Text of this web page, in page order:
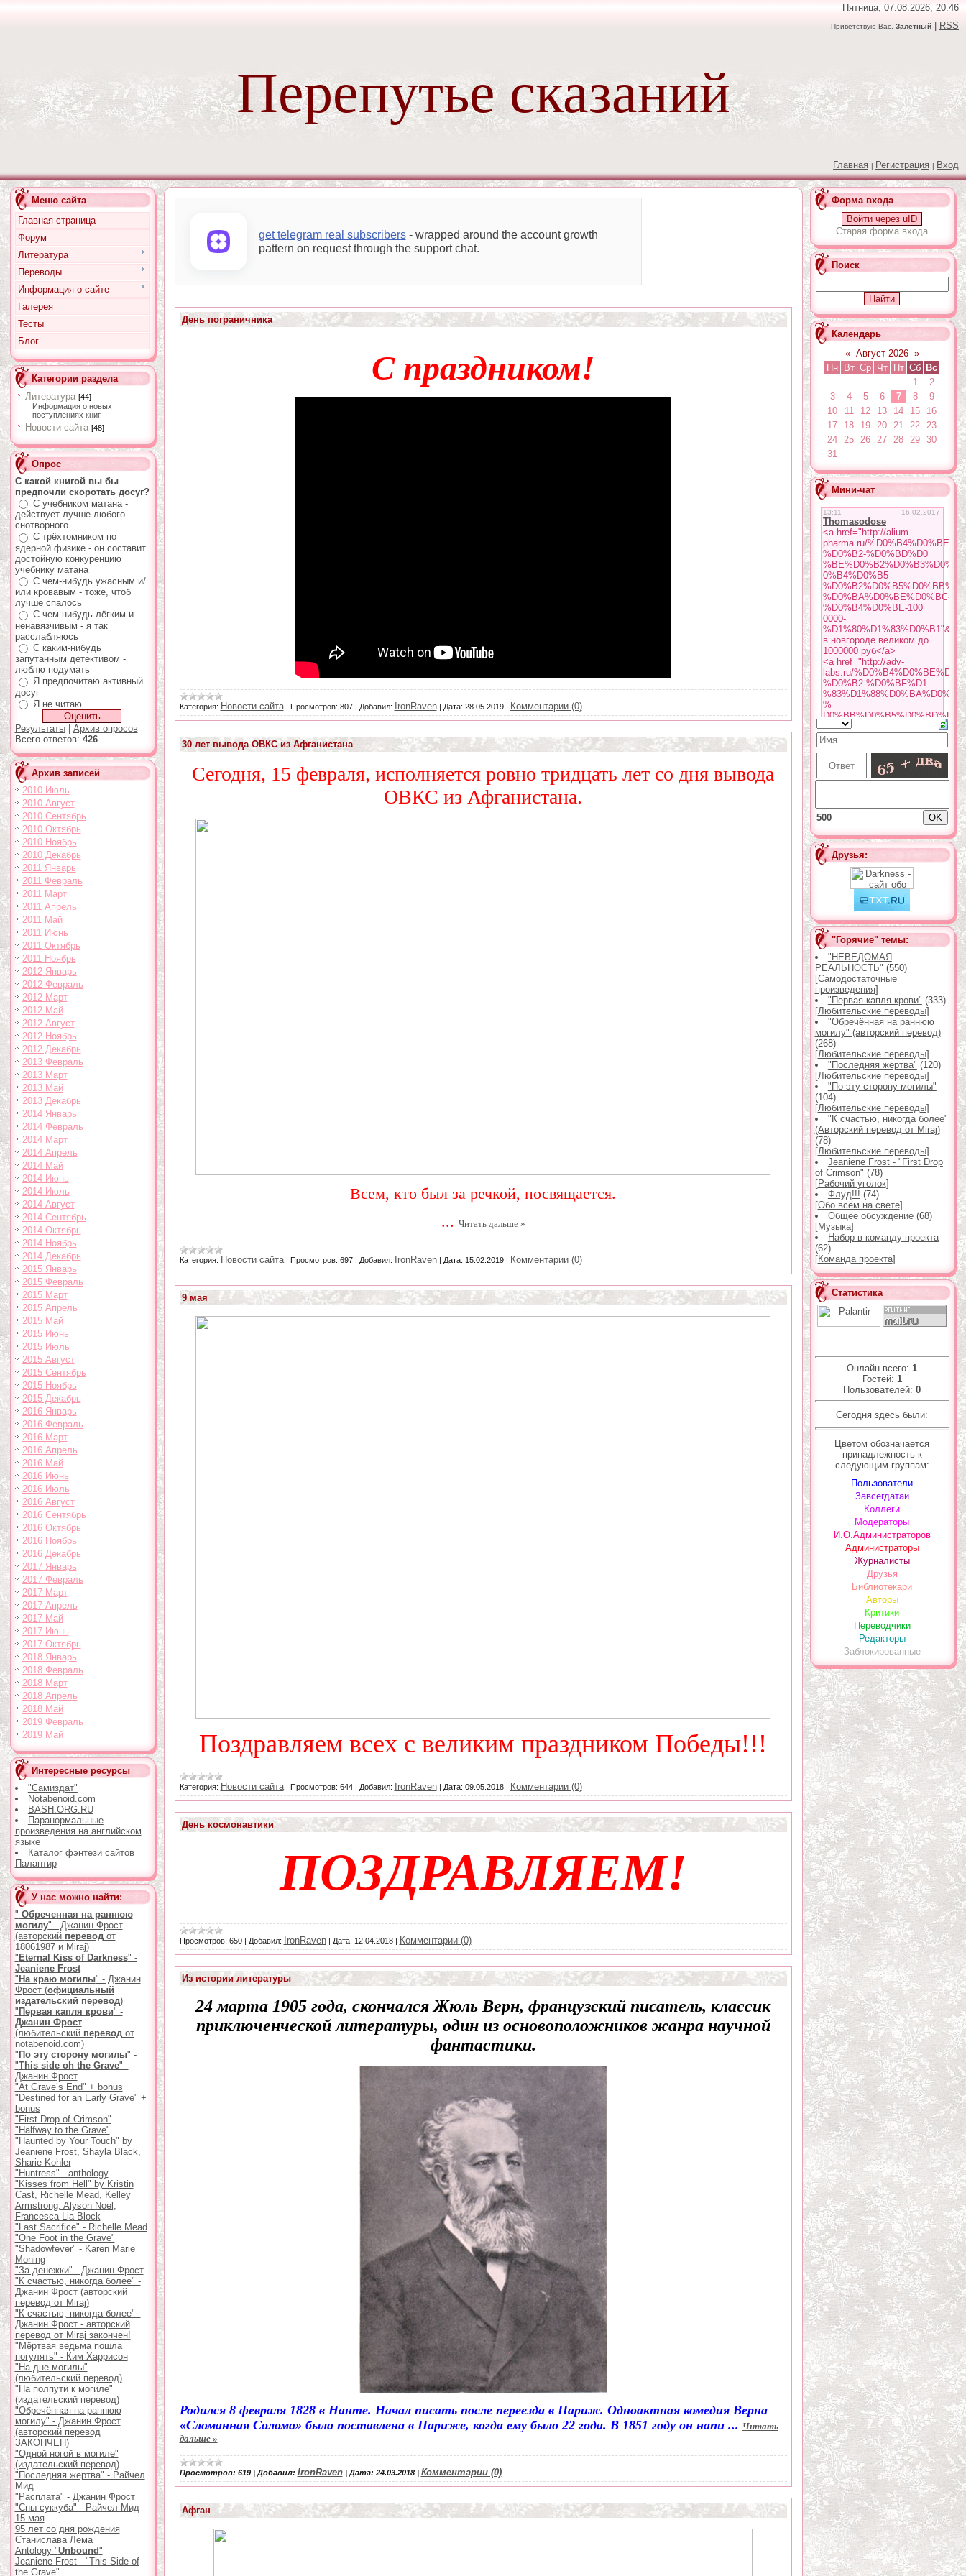
Пятница, 07.08.2026, 20:46
Приветствую Вас, Залётный RSS
Перепутье сказаний
Главная | Регистрация | Вход
Меню сайта
Главная страница
Форум
Литература
Переводы
Информация о сайте
Галерея
Тесты
Блог
Категории раздела
Литература [44]
Информация о новых
поступлениях книг
Новости сайта [48]
Опрос
С какой книгой вы бы
предпочли скоротать досуг?
С учебником матана -
действует лучше любого
снотворного
С трёхтомником по
ядерной физике - он составит
достойную конкуренцию
учебнику матана
С чем-нибудь ужасным и/
или кровавым - тоже, чтоб
лучше спалось
С чем-нибудь лёгким и
ненавязчивым - я так
расслабляюсь
С каким-нибудь
запутанным детективом -
люблю подумать
Я предпочитаю активный
досуг
Я не читаю
Результаты| Архив опросов
Всего ответов: 426
Архив записей
2010 Июль
2010 Август
2010 Сентябрь
2010 Октябрь
2010 Ноябрь
2010 Декабрь
2011 Январь
2011 Февраль
2011 Март
2011 Апрель
2011 Май
2011 Июнь
2011 Октябрь
2011 Ноябрь
2012 Январь
2012 Февраль
2012 Март
2012 Май
2012 Август
2012 Ноябрь
2012 Декабрь
2013 Февраль
2013 Март
2013 Май
2013 Декабрь
2014 Январь
2014 Февраль
2014 Март
2014 Апрель
2014 Май
2014 Июнь
2014 Июль
2014 Август
2014 Сентябрь
2014 Октябрь
2014 Ноябрь
2014 Декабрь
2015 Январь
2015 Февраль
2015 Март
2015 Апрель
2015 Май
2015 Июнь
2015 Июль
2015 Август
2015 Сентябрь
2015 Ноябрь
2015 Декабрь
2016 Январь
2016 Февраль
2016 Март
2016 Апрель
2016 Май
2016 Июнь
2016 Июль
2016 Август
2016 Сентябрь
2016 Октябрь
2016 Ноябрь
2016 Декабрь
2017 Январь
2017 Февраль
2017 Март
2017 Апрель
2017 Май
2017 Июнь
2017 Октябрь
2018 Январь
2018 Февраль
2018 Март
2018 Апрель
2018 Май
2019 Февраль
2019 Май
Интересные ресурсы
"Самиздат"
Notabenoid.com
BASH.ORG.RU
Паранормальные
произведения на английском
языке
Каталог фэнтези сайтов
Палантир
У нас можно найти:
" Обреченная на раннюю
могилу" - Джанин Фрост
(авторский переводот
18061987 и Miraj)
" Eternal Kiss of Darkness" -
Jeaniene Frost
" На краю могилы" - Джанин
Фрост (официальный
издательский перевод)
" Первая капля крови" -
Джанин Фрост
(любительский переводот
notabenoid.com)
" По эту сторону могилы" -
"This side oh the Grave" -
Джанин Фрост
"At Grave’s End" + bonus
"Destined for an Early Grave" +
bonus
"First Drop of Crimson"
"Halfway to the Grave"
"Haunted by Your Touch" by
Jeaniene Frost, Shayla Black,
Sharie Kohler
"Huntress" - anthology
"Kisses from Hell" by Kristin
Cast, Richelle Mead, Kelley
Armstrong, Alyson Noel,
Francesca Lia Block
"Last Sacrifice" - Richelle Mead
"One Foot in the Grave"
"Shadowfever" - Karen Marie
Moning
"За денежки" - Джанин Фрост
"К счастью, никогда более" -
Джанин Фрост (авторский
перевод от Miraj)
"К счастью, никогда более" -
Джанин Фрост - авторский
перевод от Miraj закончен!
"Мёртвая ведьма пошла
погулять" - Ким Харрисон
"На дне могилы"
(любительский перевод)
"На полпути к могиле"
(издательский перевод)
"Обречённая на раннюю
могилу" - Джанин Фрост
(авторский перевод
ЗАКОНЧЕН)
"Одной ногой в могиле"
(издательский перевод)
"Последняя жертва" - Райчел
Мид
"Расплата" - Джанин Фрост
"Сны суккуба" - Райчел Мид
15 мая
95 лет со дня рождения
Станислава Лема
Antology "Unbound"
Jeaniene Frost - "This Side of
the Grave"
get telegram real subscribers - wrapped around the account growth
pattern on request through the support chat.
День пограничника
С праздником!
Категория: Новости сайта Просмотров: 807 Добавил: IronRaven Дата: 28.05.2019 Комментарии (0)
30 лет вывода ОВКС из Афганистана
Сегодня, 15 февраля, исполняется ровно тридцать лет со дня вывода
ОВКС из Афганистана.
Всем, кто был за речкой, посвящается.
... Читать дальше »
Категория: Новости сайта | Просмотров: 697 | Добавил: IronRaven | Дата: 15.02.2019 | Комментарии (0)
9 мая
Поздравляем всех с великим праздником Победы!!!
Категория: Новости сайта | Просмотров: 644 | Добавил: IronRaven | Дата: 09.05.2018 | Комментарии (0)
День космонавтики
ПОЗДРАВЛЯЕМ!
Просмотров: 650 | Добавил: IronRaven | Дата: 12.04.2018 | Комментарии (0)
Из истории литературы
24 марта 1905 года, скончался Жюль Верн, французский писатель, классик
приключенческой литературы, один из основоположников жанра научной
фантастики.
Родился 8 февраля 1828 в Нанте. Начал писать после переезда в Париж. Одноактная комедия Верна
«Сломанная Солома» была поставлена в Париже, когда ему было 22 года. В 1851 году он напи ... Читать
дальше »
Просмотров: 619 Добавил: IronRaven Дата: 24.03.2018 Комментарии (0)
Афган
Форма входа
Войти через uID
Старая форма входа
Поиск
Календарь
« Август 2026 »
Пн
Вт Ср Чт Пт Сб Вс
1
2
3
4 5 6 7 8
9
10
11 12 13 14 15
16
17
18 19 20 21 22 23
24 25 26 27 28 29 30
31
Мини-чат
500
Друзья:
"Горячие" темы:
"НЕВЕДОМАЯ
РЕАЛЬНОСТЬ" (550)
[Самодостаточные
произведения]
"Первая капля крови" (333)
[Любительские переводы]
"Обречённая на раннюю
могилу" (авторский перевод)
(268)
[Любительские переводы]
"Последняя жертва" (120)
[Любительские переводы]
"По эту сторону могилы"
(104)
[Любительские переводы]
"К счастью, никогда более"
(Авторский перевод от Miraj)
(78)
[Любительские переводы]
Jeaniene Frost - "First Drop
of Crimson" (78)
[Рабочий уголок]
Флуд!!! (74)
[Обо всём на свете]
Общее обсуждение (68)
[Музыка]
Набор в команду проекта
(62)
[Команда проекта]
Статистика
Онлайн всего: 1
Гостей: 1
Пользователей: 0
Сегодня здесь были:
Цветом обозначается
принадлежность к
следующим группам:
Пользователи
Завсегдатаи
Коллеги
Модераторы
И.О.Администраторов
Администраторы
Журналисты
Друзья
Библиотекари
Авторы
Критики
Переводчики
Редакторы
Заблокированные